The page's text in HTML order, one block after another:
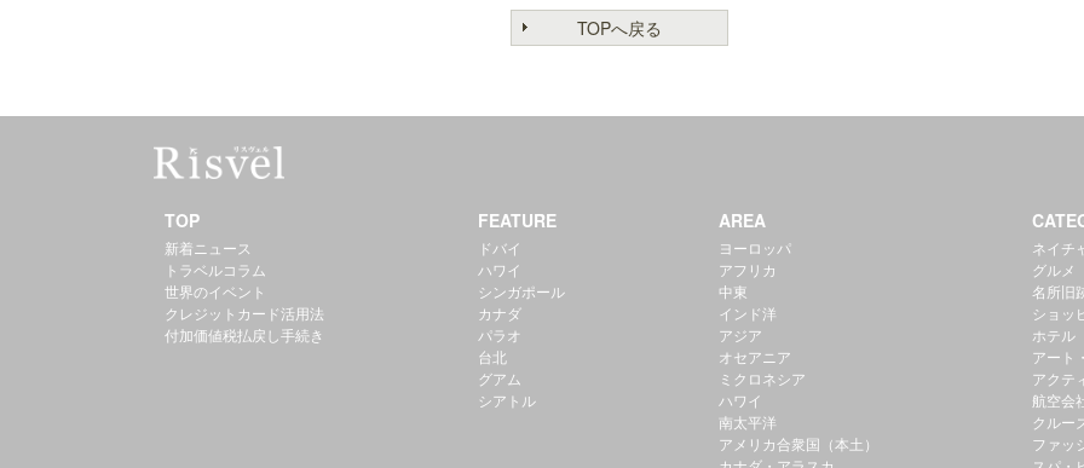
TOPへ戻る
TOP
新着ニュース
トラベルコラム
世界のイベント
クレジットカード活用法
付加価値税払戻し手続き
FEATURE
ドバイ
ハワイ
シンガポール
カナダ
パラオ
台北
グアム
シアトル
AREA
ヨーロッパ
アフリカ
中東
インド洋
アジア
オセアニア
ミクロネシア
ハワイ
南太平洋
アメリカ合衆国（本土）
ネイチ
グルメ
名所旧
ショッ
ホテル
アート
アクテ
航空会
クルー
ファッ